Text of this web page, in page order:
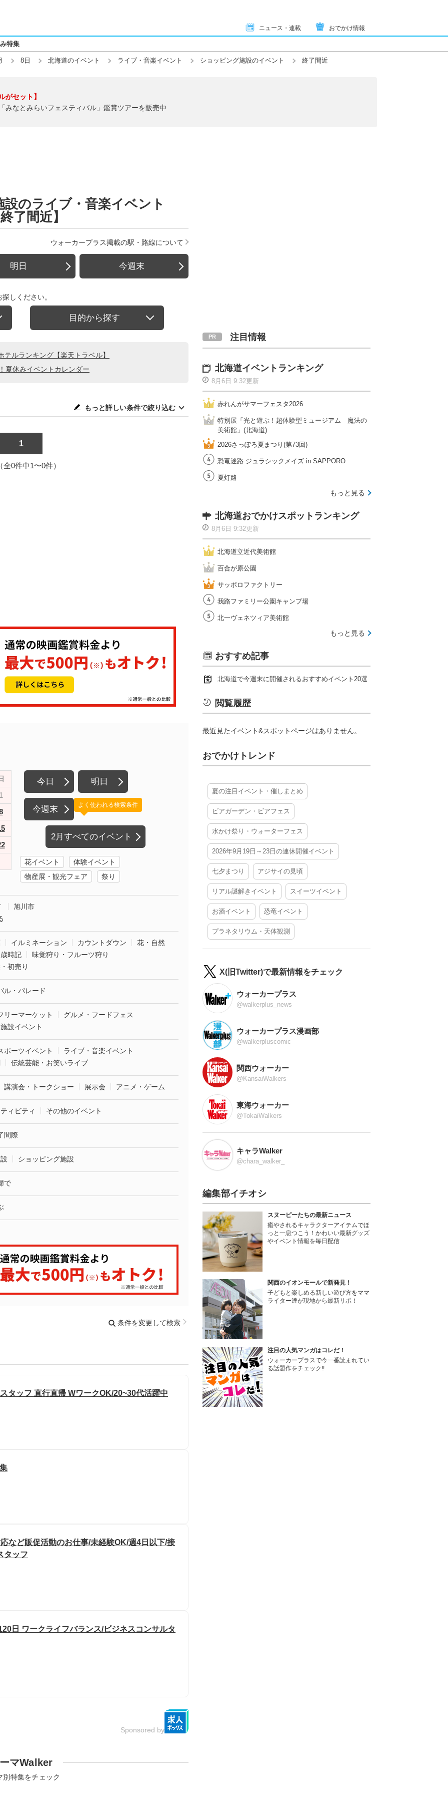
ニュース・連載 おでかけ情報
特集
8日 北海道のイベント ライブ・音楽イベント ショッピング施設のイベント 終了間近
がセット】
みなとみらいフェスティバル」鑑賞ツアーを販売中
のライブ・音楽イベント
了間近】
ウォーカープラス掲載の駅・路線について
明日 今週末
しください。
目的から探す
ルランキング【楽天トラベル】
夏休みイベントカレンダー
もっと詳しい条件で絞り込む
1
全0件中1〜0件）
今日 明日
今週末
2月すべてのイベント
よく使われる検索条件
花イベント
体験イベント
物産展・観光フェア
祭り
旭川市
イルミネーション カウントダウン
花・自然
時記
味覚狩り・フルーツ狩り
初売り
ル・パレード
リーマーケット
グルメ・フードフェス
設イベント
ポーツイベント
ライブ・音楽イベント
伝統芸能・お笑いライブ
講演会・トークショー 展示会 アニメ・ゲーム
ィビティ その他のイベント
間際
ショッピング施設
で
条件を変更して検索
タッフ 直行直帰 WワークOK/20~30代活躍中
など販促活動のお仕事/未経験OK/週4日以下/接
タッフ
日 ワークライフバランス/ビジネスコンサルタ
Sponsored by
マWalker
別特集をチェック
注目情報
北海道イベントランキング
8月6日 9:32更新
赤れんがサマーフェスタ2026
特別展「光と遊ぶ！超体験型ミュージアム 魔法の
美術館」(北海道)
2026さっぽろ夏まつり(第73回)
恐竜迷路 ジュラシックメイズ in SAPPORO
夏灯路
もっと見る
北海道おでかけスポットランキング
8月6日 9:32更新
北海道立近代美術館
百合が原公園
サッポロファクトリー
我路ファミリー公園キャンプ場
北一ヴェネツィア美術館
もっと見る
おすすめ記事
北海道で今週末に開催されるおすすめイベント20選
閲覧履歴
最近見たイベント&スポットページはありません。
おでかけトレンド
夏の注目イベント・催しまとめ
ビアガーデン・ビアフェス
水かけ祭り・ウォーターフェス
2026年9月19日～23日の連休開催イベント
七夕まつり アジサイの見頃
リアル謎解きイベント スイーツイベント
お酒イベント 恐竜イベント
プラネタリウム・天体観測
X(旧Twitter)で最新情報をチェック
ウォーカープラス
@walkerplus_news
ウォーカープラス漫画部
@walkerpluscomic
関西ウォーカー
@KansaiWalkers
東海ウォーカー
@TokaiWalkers
キャラWalker
@chara_walker_
編集部イチオシ
スヌーピーたちの最新ニュース
癒やされるキャラクターアイテムでほ
っと一息つこう！かわいい最新グッズ
やイベント情報を毎日配信
関西のイオンモールで新発見！
子どもと楽しめる新しい遊び方をママ
ライター達が現地から最新リポ！
注目の人気マンガはコレだ！
ウォーカープラスで今一番読まれてい
る話題作をチェック!!